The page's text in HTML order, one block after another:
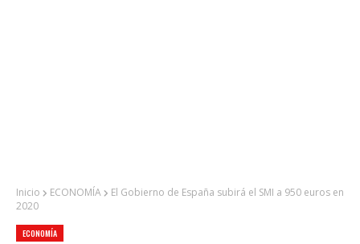
Inicio ECONOMÍA
El Gobierno de España subirá el SMI a 950 euros en
2020
ECONOMÍA